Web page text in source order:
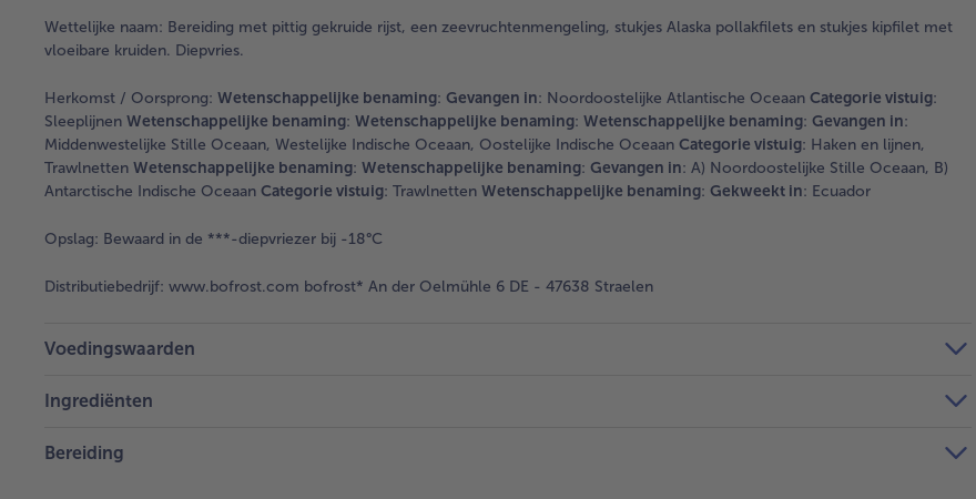
Wettelijke naam: Bereiding met pittig gekruide rijst, een zeevruchtenmengeling, stukjes Alaska pollakfilets en stukjes kipfilet met
vloeibare kruiden. Diepvries.
Herkomst / Oorsprong: Wetenschappelijke benaming: Gevangen in: Noordoostelijke Atlantische Oceaan Categorie vistuig:
Sleeplijnen Wetenschappelijke benaming: Wetenschappelijke benaming: Wetenschappelijke benaming: Gevangen in:
Middenwestelijke Stille Oceaan, Westelijke Indische Oceaan, Oostelijke Indische Oceaan Categorie vistuig: Haken en lijnen,
Trawlnetten Wetenschappelijke benaming: Wetenschappelijke benaming: Gevangen in: A) Noordoostelijke Stille Oceaan, B)
Antarctische Indische Oceaan Categorie vistuig: Trawlnetten Wetenschappelijke benaming: Gekweekt in: Ecuador
Opslag: Bewaard in de ***-diepvriezer bij -18°C
Distributiebedrijf: www.bofrost.com bofrost* An der Oelmühle 6 DE - 47638 Straelen
Voedingswaarden
Ingrediënten
Bereiding